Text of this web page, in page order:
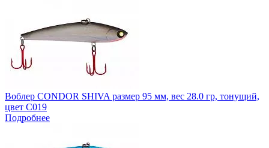
Воблер CONDOR SHIVA размер 95 мм, вес 28.0 гр, тонущий,
цвет C019
Подробнее